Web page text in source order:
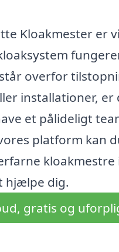
Kloakmester er
overfor
installationer, er
et pålideligt
platform kan
kloakmestre
hjælpe dig.
gratis og